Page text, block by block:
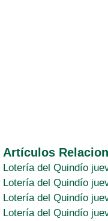
Artículos
Lotería del Quindío
Lotería del Quindío
Lotería del Quindío
Lotería del Quindío